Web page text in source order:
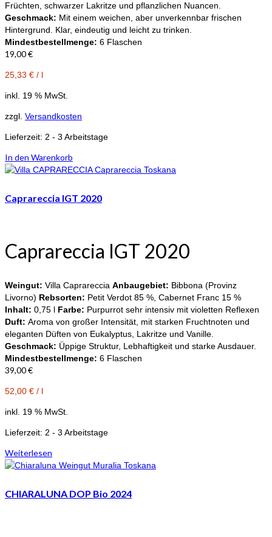
Früchten, schwarzer Lakritze und pflanzlichen Nuancen.
Geschmack: Mit einem weichen, aber unverkennbar frischen
Hintergrund. Klar, eindeutig und leicht zu trinken.
Mindestbestellmenge: 6 Flaschen
19,00€
25,33 € / l
inkl. 19 % MwSt.
zzgl. Versandkosten
Lieferzeit: 2 - 3 Arbeitstage
In den Warenkorb
Caprareccia IGT 2020
Caprareccia IGT 2020
Weingut: Villa Caprareccia Anbaugebiet: Bibbona (Provinz
Livorno) Rebsorten: Petit Verdot 85 %, Cabernet Franc 15 %
Inhalt: 0,75 l Farbe: Purpurrot sehr intensiv mit violetten Reflexen
Duft: Aroma von großer Intensität, mit starken Fruchtnoten und
eleganten Düften von Eukalyptus, Lakritze und Vanille.
Geschmack: Üppige Struktur, Lebhaftigkeit und starke Ausdauer.
Mindestbestellmenge: 6 Flaschen
39,00€
52,00 € / l
inkl. 19 % MwSt.
Lieferzeit: 2 - 3 Arbeitstage
Weiterlesen
CHIARALUNA DOP Bio 2024